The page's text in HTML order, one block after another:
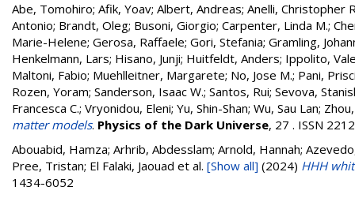
Abe, Tomohiro; Afik, Yoav; Albert, Andreas; Anelli, Christopher
Antonio; Brandt, Oleg; Busoni, Giorgio; Carpenter, Linda M.;
Marie-Helene; Gerosa, Raffaele; Gori, Stefania; Gramling,
Henkelmann, Lars; Hisano, Junji; Huitfeldt, Anders; Ippolito,
Maltoni, Fabio; Muehlleitner, Margarete; No, Jose M.; Pani,
Rozen, Yoram; Sanderson, Isaac W.; Santos, Rui; Sevova,
Francesca C.; Vryonidou, Eleni; Yu, Shin-Shan; Wu, Sau Lan;
matter models. Physics of the Dark Universe, 27 . ISSN
Abouabid, Hamza; Arhrib, Abdesslam; Arnold, Hannah;
Pree, Tristan; El Falaki, Jaouad et al. [Show all] (2024) HHH
1434-6052